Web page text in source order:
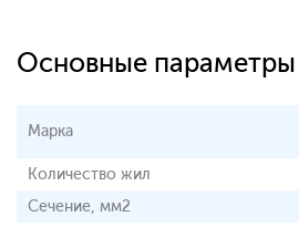
Основные параметры
Марка
Количество жил
Сечение, мм2